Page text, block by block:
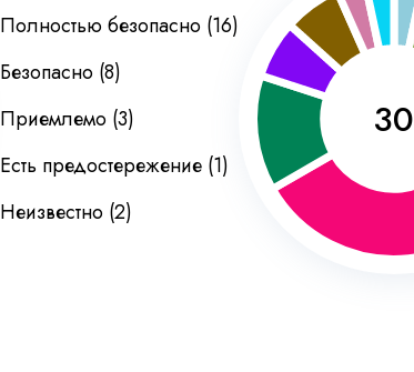
Полностью безопасно(16)
Безопасно(8)
Приемлемо(3)
Есть предостережение(1)
Неизвестно(2)
30